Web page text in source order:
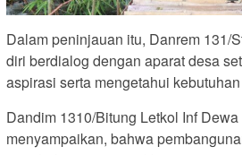
Dalam peninjauan itu, Danrem 131/
diri berdialog dengan aparat desa
aspirasi serta mengetahui
Dandim 1310/Bitung Letkol Inf
menyampaikan, bahwa